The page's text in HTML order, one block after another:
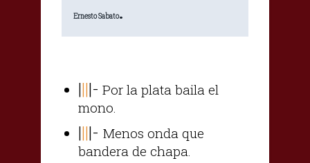
Ernesto Sabato.
||||- Por la plata baila el
mono.
||||- Menos onda que
bandera de chapa.